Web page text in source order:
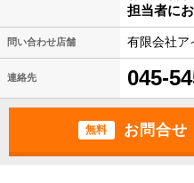
担当者に
問い合わせ店舗 有限会社ア
連絡先 045-
無料